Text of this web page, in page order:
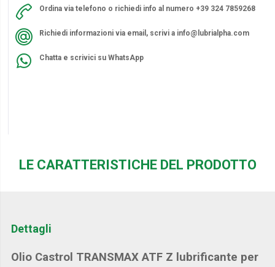
Ordina via telefono o richiedi info al numero +39 324 7859268
Richiedi informazioni via email, scrivi a info@lubrialpha.com
Chatta e scrivici su WhatsApp
LE CARATTERISTICHE DEL PRODOTTO
Dettagli
Olio Castrol TRANSMAX ATF Z lubrificante per